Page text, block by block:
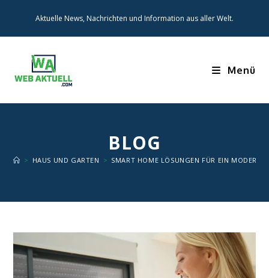
springen
Aktuelle News, Nachrichten und Information aus aller Welt.
Menü
BLOG
> HAUS UND GARTEN > SMART HOME LÖSUNGEN FÜR EIN